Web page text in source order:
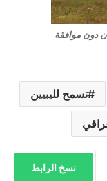
دون موافقة
تسمح لليبيين
نسخ الرابط